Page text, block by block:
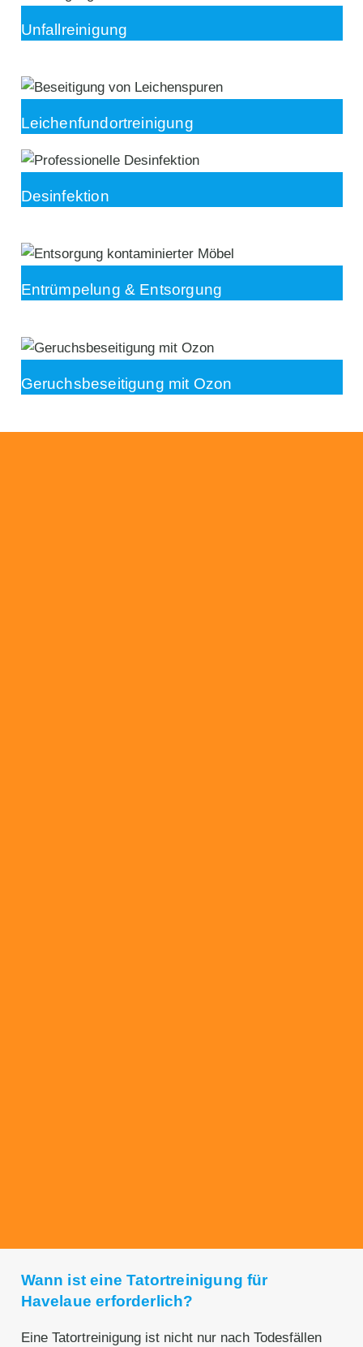
Unfallreinigung
Leichenfundortreinigung
Desinfektion
Entrümpelung & Entsorgung
Geruchsbeseitigung mit Ozon
Wann ist eine Tatortreinigung für
Havelaue erforderlich?
Eine Tatortreinigung ist nicht nur nach Todesfällen